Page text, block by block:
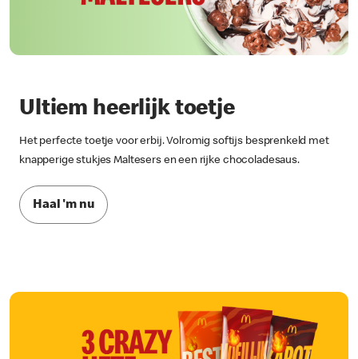
Ultiem heerlijk toetje
Het perfecte toetje voor erbij. Volromig softijs besprenkeld met
knapperige stukjes Maltesers en een rijke chocoladesaus.
Haal 'm nu